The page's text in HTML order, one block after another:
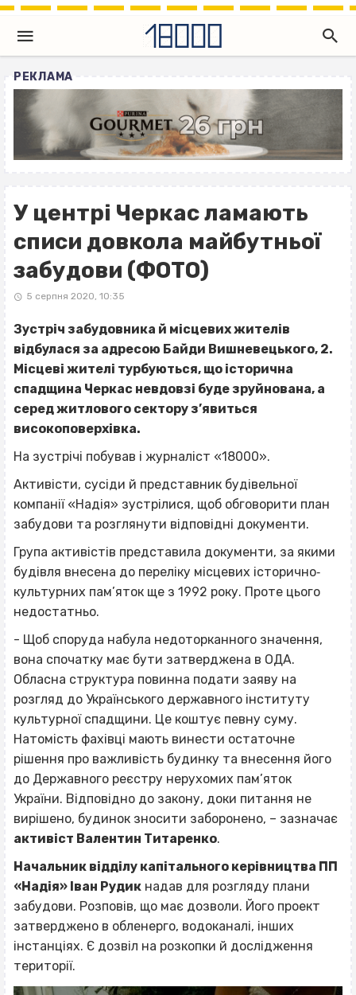
РЕКЛАМА
У центрі Черкас ламають
списи довкола майбутньої
забудови (ФОТО)
5 серпня 2020, 10:35
Зустріч забудовника й місцевих жителів
відбулася за адресою Байди Вишневецького, 2.
Місцеві жителі турбуються, що історична
спадщина Черкас невдовзі буде зруйнована, а
серед житлового сектору з’явиться
високоповерхівка.
На зустрічі побував і журналіст «18000».
Активісти, сусіди й представник будівельної
компанії «Надія» зустрілися, щоб обговорити план
забудови та розглянути відповідні документи.
Група активістів представила документи, за якими
будівля внесена до переліку місцевих історично‐
культурних пам’яток ще з 1992 року. Проте цього
недостатньо.
- Щоб споруда набула недоторканного значення,
вона спочатку має бути затверджена в ОДА.
Обласна структура повинна подати заяву на
розгляд до Українського державного інституту
культурної спадщини. Це коштує певну суму.
Натомість фахівці мають винести остаточне
рішення про важливість будинку та внесення його
до Державного реєстру нерухомих пам’яток
України. Відповідно до закону, доки питання не
вирішено, будинок зносити заборонено, – зазначає
активіст Валентин Титаренко.
Начальник відділу капітального керівництва ПП
«Надія» Іван Рудик надав для розгляду плани
забудови. Розповів, що має дозволи. Його проект
затверджено в обленерго, водоканалі, інших
інстанціях. Є дозвіл на розкопки й дослідження
території.